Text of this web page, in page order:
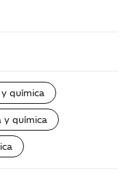
química
y química